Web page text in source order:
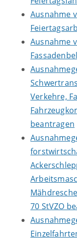
Ausnahme
Ausnahme
Verkehre,
beantragen
70 StVZO